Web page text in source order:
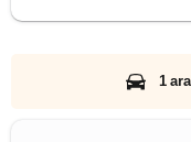
1